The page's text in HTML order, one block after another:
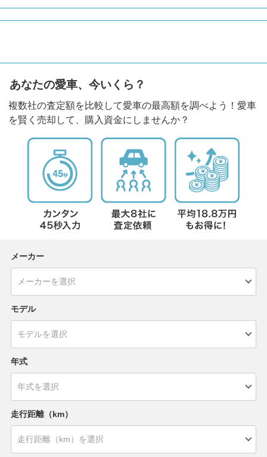
あなたの愛車、今いくら？
複数社の査定額を比較して愛車の最高額を調べよう！愛車
を賢く売却して、購入資金にしませんか？
メーカー
モデル
年式
走行距離（km）